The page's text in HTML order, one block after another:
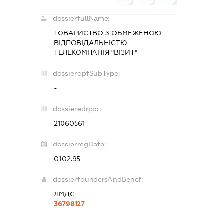
dossier.fullName:
ТОВАРИСТВО З ОБМЕЖЕНОЮ
ВІДПОВІДАЛЬНІСТЮ
ТЕЛЕКОМПАНІЯ "ВІЗИТ"
dossier.opfSubType:
-
dossier.edrpo:
21060561
dossier.regDate:
01.02.95
dossier.foundersAndBenef:
ЛМДС
36798127